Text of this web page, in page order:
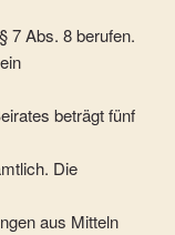
7 Abs. 8 berufen.
beträgt fünf
Die
aus Mitteln